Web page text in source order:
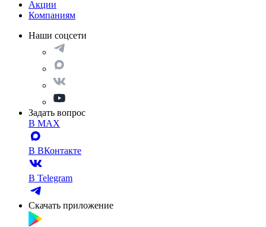
Акции
Компаниям
Наши соцсети
Задать вопрос
В MAX
В ВКонтакте
В Telegram
Скачать приложение